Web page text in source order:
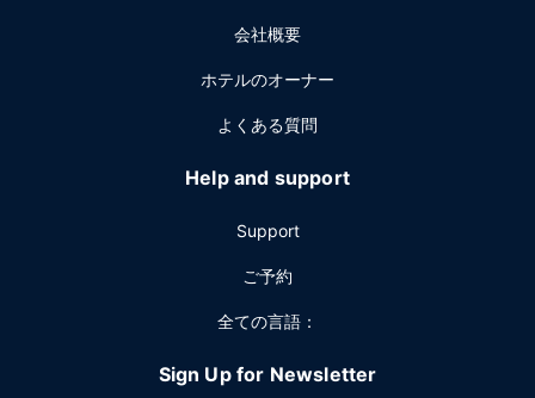
会社概要
ホテルのオーナー
よくある質問
Help and support
Support
ご予約
全ての言語：
Sign Up for Newsletter